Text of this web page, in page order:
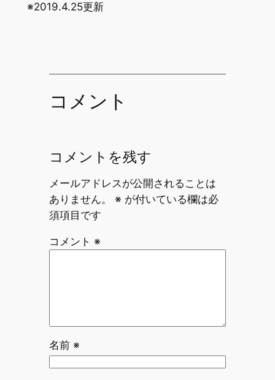
※2019.4.25更新
コメント
コメントを残す
メールアドレスが公開されることは
ありません。
※ が付いている欄は必
須項目です
コメント ※
名前 ※